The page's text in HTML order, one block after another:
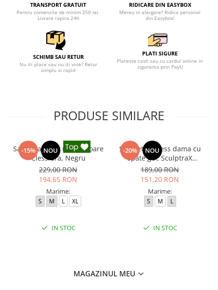
TRANSPORT GRATUIT
Pentru comenzile de minim 250 lei.
Livrare rapira 24h
RIDICARE DIN EASYBOX
Mereu in alergare? Ridica personal
din Easybox!
SCHIMB SAU RETUR
Nu iti place sau nu iti vine? Retur
simplu si rapid
PLATI SIGURE
Plateste cash sau cu cardul online in
siguranta prin PayU
PRODUSE SIMILARE
-15% NOU
Salopeta sport modelatoare
Clessidra, Negru
229,00 RON
194,65 RON
Marime:
S M L XL
IN STOC
-20% NOU
Salopeta fitness dama cu
spate gol, SculptraX
Jumpsuit, Negru
189,00 RON
151,20 RON
Marime:
S M L
IN STOC
MAGAZINUL MEU